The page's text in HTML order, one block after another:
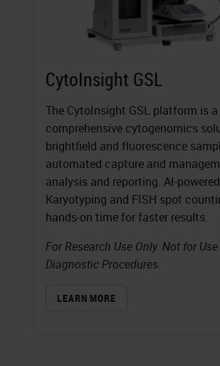
CytoInsight GSL
The CytoInsight GSL platform is a
comprehensive cytogenomics
brightfield and fluorescence
automated capture and
analysis and reporting. AI-powered
Karyotyping and FISH spot
hands-on time for faster results.
For Research Use Only. Not for
Diagnostic Procedures.
LEARN MORE